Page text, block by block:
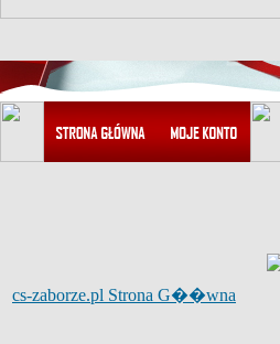
cs-zaborze.pl Strona G��wna